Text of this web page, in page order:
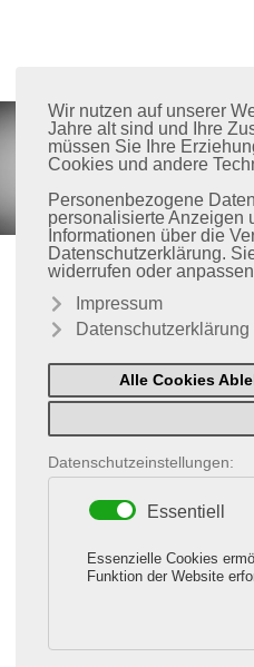
Wir nutzen auf unserer
Jahre alt sind und Ihre
müssen Sie Ihre
Cookies und andere
Personenbezogene
personalisierte Anzeigen
Informationen über die
Datenschutzerklärung.
widerrufen oder
Impressum
Datenschutzerklärung
Alle Cookies
Datenschutzeinstellungen:
Essentiell
Essenzielle Cookies
Funktion der Website